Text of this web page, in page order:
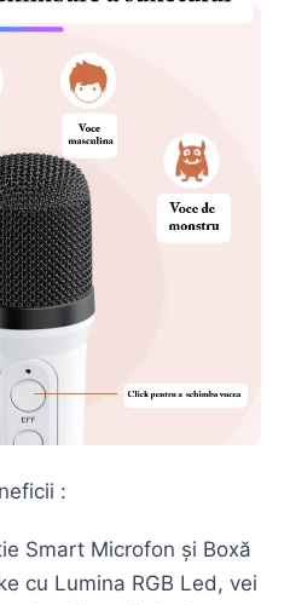
:
Smart Microfon și Boxă
cu Lumina RGB Led, vei